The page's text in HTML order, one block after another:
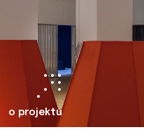
o projektu